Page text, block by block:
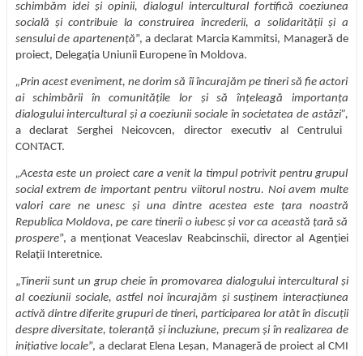
schimbăm idei și opinii, dialogul intercultural fortifică coeziunea
socială și contribuie la construirea încrederii, a solidarității și a
sensului de apartenență”, a declarat Marcia Kammitsi, Manageră de
proiect, Delegația Uniunii Europene în Moldova.
„Prin acest eveniment, ne dorim să îi încurajăm pe tineri să fie actori
ai schimbării în comunitățile lor și să înțeleagă importanța
dialogului intercultural și a coeziunii sociale în societatea de astăzi”,
a declarat Serghei Neicovcen, director executiv al Centrului
CONTACT.
„Acesta este un proiect care a venit la timpul potrivit pentru grupul
social extrem de important pentru viitorul nostru. Noi avem multe
valori care ne unesc și una dintre acestea este țara noastră
Republica Moldova, pe care tinerii o iubesc și vor ca această țară să
prospere”, a menționat Veaceslav Reabcinschii, director al Agenției
Relații Interetnice.
„Tinerii sunt un grup cheie în promovarea dialogului intercultural și
al coeziunii sociale, astfel noi încurajăm și susținem interacțiunea
activă dintre diferite grupuri de tineri, participarea lor atât în discuții
despre diversitate, toleranță și incluziune, precum și în realizarea de
inițiative locale”, a declarat Elena Leșan, Manageră de proiect al CMI